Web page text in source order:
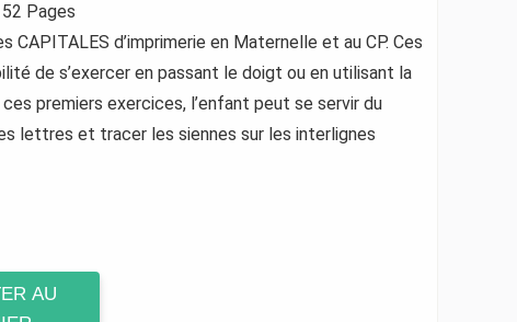
Pages
CAPITALES d’imprimerie en Maternelle et au CP. Ces
de s’exercer en passant le doigt ou en utilisant la
premiers exercices, l’enfant peut se servir du
lettres et tracer les siennes sur les interlignes
AU